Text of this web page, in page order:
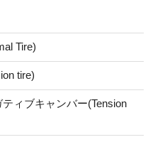
Tire)
tire)
ィブキャンバー(Tension